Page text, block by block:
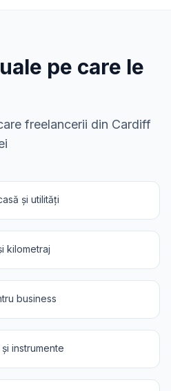
pe care le
freelancerii din Cardiff
și utilități
kilometraj
business
instrumente